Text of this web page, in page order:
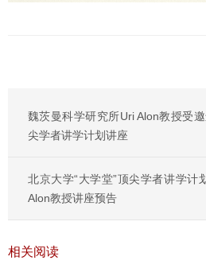
魏茨曼科学研究所Uri Alon教授受
尖学者讲学计划讲座
北京大学“大学堂”顶尖学者讲学计
Alon教授讲座预告
相关阅读